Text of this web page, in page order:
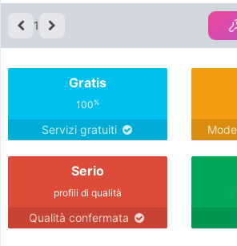
1
Gratis
100%
Servizi gratuiti
Serio
profili di qualità
Qualità confermata